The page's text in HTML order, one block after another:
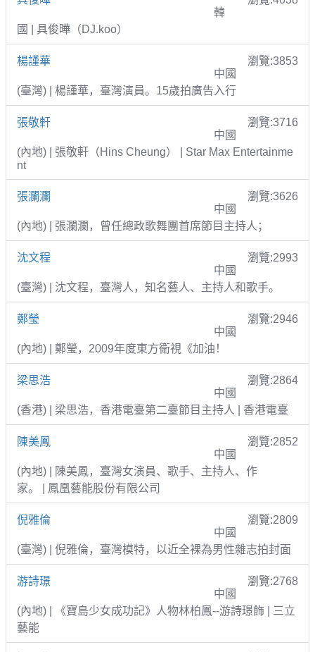
韓
國 | 具俊曄（DJ.koo）
楊謹華
瀏覽:3853
中國
(臺灣) | 楊謹華，臺灣演員。15歲拍廣告入行
張敬軒
瀏覽:3716
中國
(內地) | 張敬軒（Hins Cheung） | Star Max Entertainme
nt
張瀾瀾
瀏覽:3626
中國
(內地) | 張瀾瀾，曾任總政歌舞團首席節目主持人；
沈文程
瀏覽:2993
中國
(臺灣) | 沈文程，臺灣人，知名藝人、主持人和歌手。
鄭瑩
瀏覽:2946
中國
(內地) | 鄭瑩，2009年度東方衛視《加油！
梁思浩
瀏覽:2864
中國
(香港) | 梁思浩，香港電臺第二臺節目主持人 | 香港電臺
陳美鳳
瀏覽:2852
中國
(內地) | 陳美鳳，臺灣女演員、歌手、主持人、作
家。 | 鳳凰藝能股份有限公司
倪雅倫
瀏覽:2809
中國
(臺灣) | 倪雅倫，臺灣模特，以近全裸為男性雜志拍封面
游詩璟
瀏覽:2768
中國
(內地) | 《寶島少女成功記》人物林柏鳳--游詩璟飾 | 三立
藝能